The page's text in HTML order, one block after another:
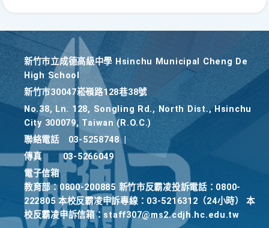
新竹巿立成德高級中學 Hsinchu Municipal Cheng De
High School
新竹巿30047崧嶺路128巷38號
No.38, Ln. 128, Songling Rd., North Dist., Hsinchu
City 300079, Taiwan (R.O.C.)
聯絡電話
03-5258748
傳真
03-5266049
電子信箱
教育部：0800-200885 新竹市反霸凌投訴電話：0800-
222805 本校反霸凌申訴專線：03-5216312（24小時） 本
校反霸凌申訴信箱：staff307@ms2.cdjh.hc.edu.tw